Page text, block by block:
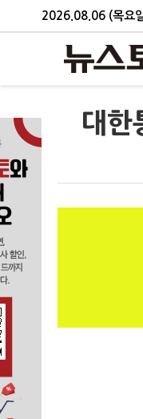
2026.08.06 (목요
대한